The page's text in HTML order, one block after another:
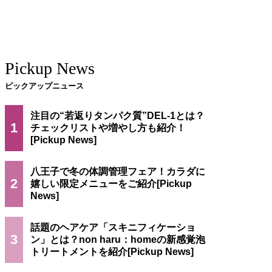
Pickup News
ピックアップニュース
1
注目の“若返りタンパク質”DEL-1とは？
チェックリストや増やし方も紹介！
2
八王子で冬の体調管理フェア！カラダに
嬉しい限定メニューをご紹介
3
話題のヘアケア「スキニフィケーショ
ン」とは？non haru：homeの新感覚泡
トリートメントを紹介